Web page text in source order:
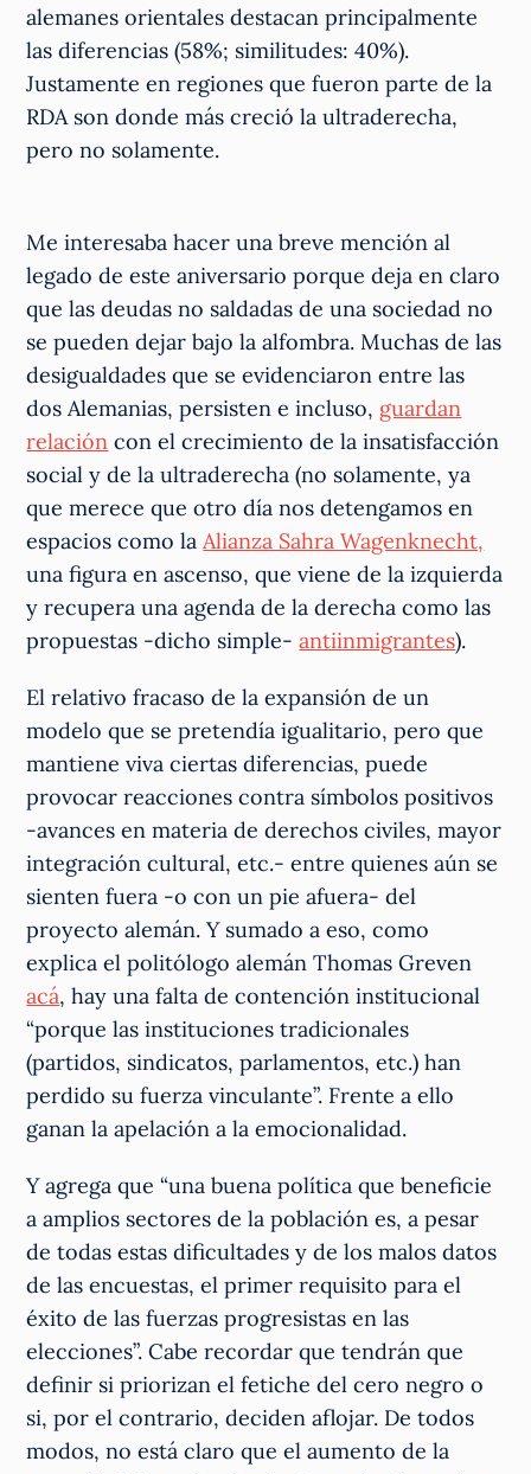
alemanes orientales destacan principalmente
las diferencias (58%; similitudes: 40%).
Justamente en regiones que fueron parte de la
RDA son donde más creció la ultraderecha,
pero no solamente.
Me interesaba hacer una breve mención al
legado de este aniversario porque deja en claro
que las deudas no saldadas de una sociedad no
se pueden dejar bajo la alfombra. Muchas de las
desigualdades que se evidenciaron entre las
dos Alemanias, persisten e incluso, guardan
relación con el crecimiento de la insatisfacción
social y de la ultraderecha (no solamente, ya
que merece que otro día nos detengamos en
espacios como laAlianza Sahra Wagenknecht,
una figura en ascenso, que viene de la izquierda
y recupera una agenda de la derecha como las
propuestas -dicho simple-antiinmigrantes).
El relativo fracaso de la expansión de un
modelo que se pretendía igualitario, pero que
mantiene viva ciertas diferencias, puede
provocar reacciones contra símbolos positivos
-avances en materia de derechos civiles, mayor
integración cultural, etc.- entre quienes aún se
sienten fuera -o con un pie afuera- del
proyecto alemán. Y sumado a eso, como
explica el politólogo alemán Thomas Greven
acá, hay una falta de contención institucional
“porque las instituciones tradicionales
(partidos, sindicatos, parlamentos, etc.) han
perdido su fuerza vinculante”. Frente a ello
ganan la apelación a la emocionalidad.
Y agrega que “una buena política que beneficie
a amplios sectores de la población es, a pesar
de todas estas dificultades y de los malos datos
de las encuestas, el primer requisito para el
éxito de las fuerzas progresistas en las
elecciones”. Cabe recordar que tendrán que
definir si priorizan el fetiche del cero negro o
si, por el contrario, deciden aflojar. De todos
modos, no está claro que el aumento de la